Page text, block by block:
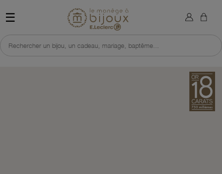
☰ Retour à l'accueil du site
Rechercher un bijou, un cadeau, mariage, baptême...
×